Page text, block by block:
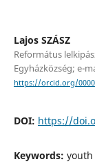
Lajos SZÁSZ
Református
Egyházközség; e-
https://orcid.org/
DOI: https://
Keywords: youth